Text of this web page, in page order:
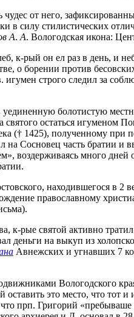
чудес от него,
в силу стилистических
А. А. Вологодская икона:
к-рый он ел раз в день,
о борении против
строго следил за
болотистую
остаться
(† 1425), полученному
Сосновец часть братии
воздерживаясь много дней
находившегося в 2
православному
к-рые святой активно
деньги на выкуп из
Авнежских и угнавших 7
Вологодского
это место, что тот
прп. Григорий